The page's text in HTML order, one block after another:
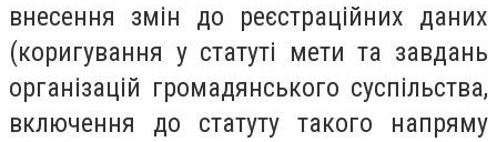
внесення змін до реєстраційних даних
(коригування у статуті мети та завдань
організацій громадянського суспільства,
включення до статуту такого напряму